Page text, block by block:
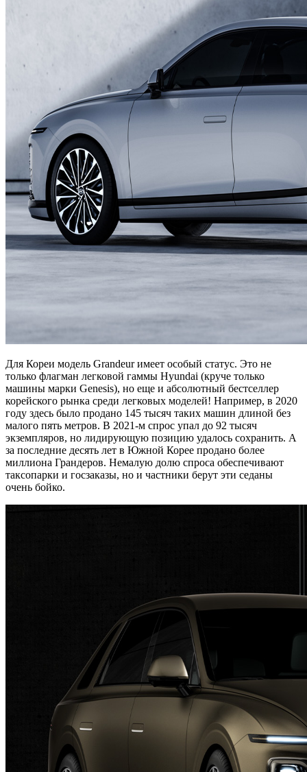
Для Кореи модель Grandeur имеет особый статус. Это не
только флагман легковой гаммы Hyundai (круче только
машины марки Genesis), но еще и абсолютный бестселлер
корейского рынка среди легковых моделей! Например, в 2020
году здесь было продано 145 тысяч таких машин длиной без
малого пять метров. В 2021-м спрос упал до 92 тысяч
экземпляров, но лидирующую позицию удалось сохранить. А
за последние десять лет в Южной Корее продано более
миллиона Грандеров. Немалую долю спроса обеспечивают
таксопарки и госзаказы, но и частники берут эти седаны
очень бойко.